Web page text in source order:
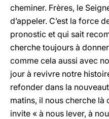
cheminer. Frères, le
d’appeler. C’est la force
pronostic et qui sait
cherche toujours à
comme cela aussi avec
jour à revivre notre
refonder dans la
matins, il nous cherche là
invite « à nous lever, à